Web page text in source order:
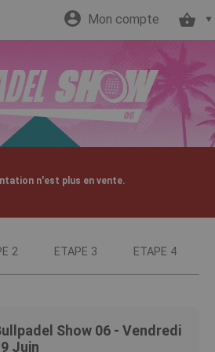
Mon compte
n'est plus en vente.
2 ETAPE 3 ETAPE 4
Show 06 - Vendredi
Juin